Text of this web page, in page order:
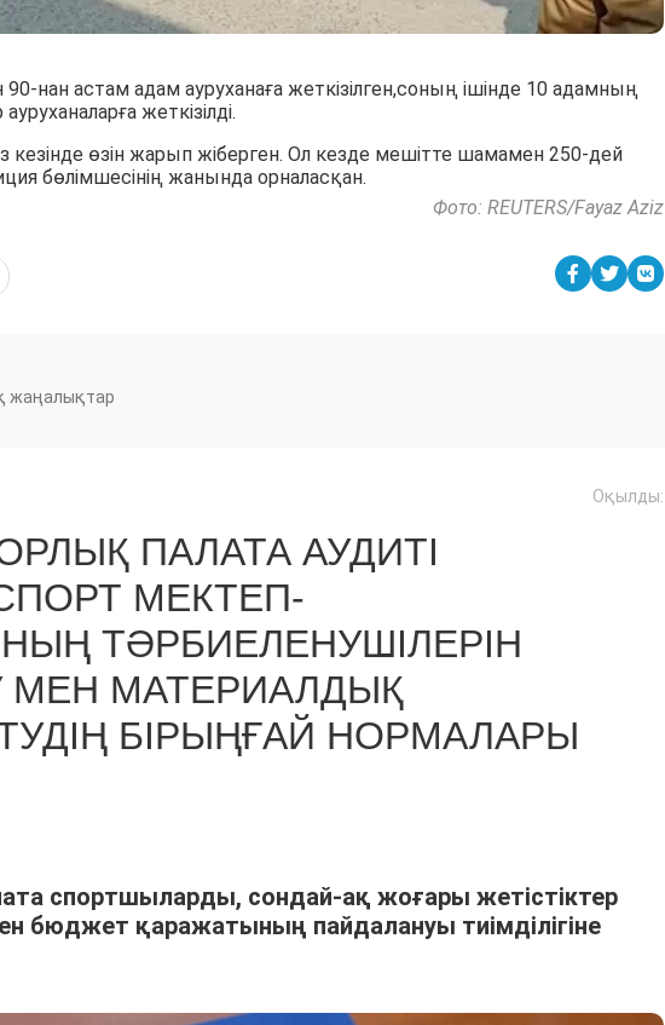
нан астам адам ауруханаға жеткізілген,соның ішінде 10 адамның
жеткізілді.
өзін жарып жіберген. Ол кезде мешітте шамамен 250-дей
бөлімшесінің жанында орналасқан.
Фото: REUTERS/Fayaz Aziz
жаңалықтар
Оқылды:
ПАЛАТА АУДИТІ
МЕКТЕП-
ТӘРБИЕЛЕНУШІЛЕРІН
МЕН МАТЕРИАЛДЫҚ
БІРЫҢҒАЙ НОРМАЛАРЫ
спортшыларды, сондай-ақ жоғары жетістіктер
бюджет қаражатының пайдалануы тиімділігіне